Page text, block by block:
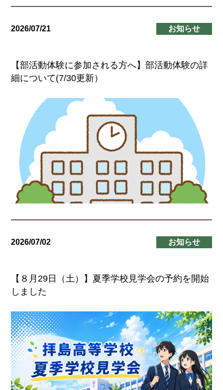
2026/07/21 お知らせ
【部活動体験に参加される方へ】部活動体験の詳
細について(7/30更新）
2026/07/02 お知らせ
【８月29日（土）】夏季学校見学会の予約を開始
しました